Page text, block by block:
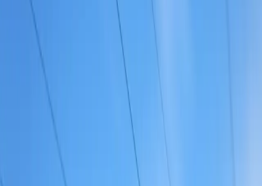
okudum ve kabul ediyorum.
Tanıtım, kampanya ve bilgilendirme amaçlı elektronik ileti almayı